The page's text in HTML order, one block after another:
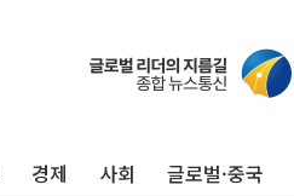
경제 사회 글로벌·중국